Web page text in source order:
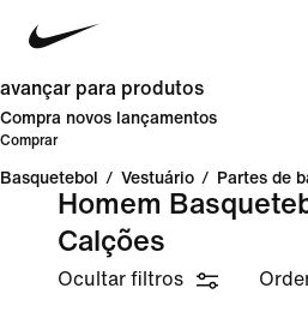
avançar para produtos
Compra novos lançamentos
Comprar
Basquetebol / Vestuário / Partes de
Homem
Calções
Ocultar filtros